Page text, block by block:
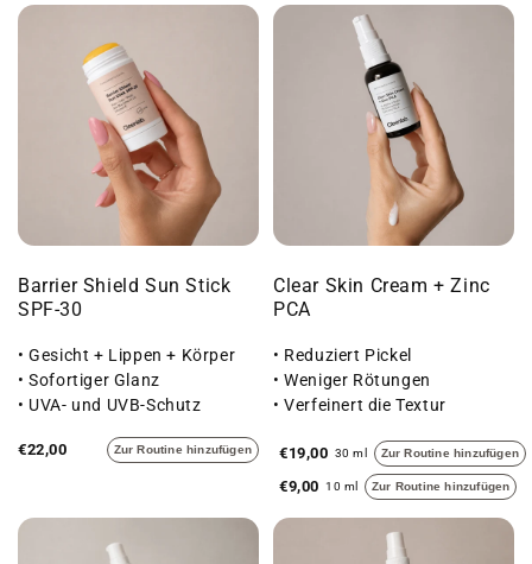
Barrier Shield Sun Stick
SPF-30
• Gesicht + Lippen + Körper
• Sofortiger Glanz
• UVA- und UVB-Schutz
€22,00 Zur Routine hinzufügen
Clear Skin Cream + Zinc
PCA
• Reduziert Pickel
• Weniger Rötungen
• Verfeinert die Textur
€19,00 30 ml Zur Routine hinzufügen
€9,00 10 ml Zur Routine hinzufügen